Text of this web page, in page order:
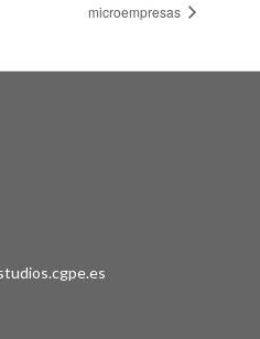
microempresas